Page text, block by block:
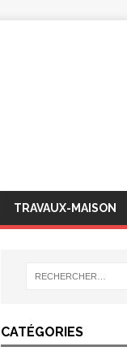
TRAVAUX-MAISON
CATÉGORIES